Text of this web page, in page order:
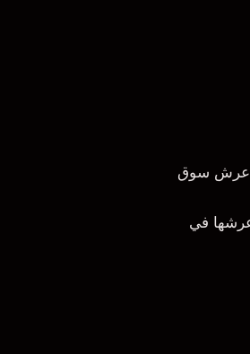
على عرش سوق
في